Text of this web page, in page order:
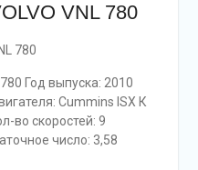
VNL 780
Год выпуска: 2010
Cummins ISX К
во скоростей: 9
число: 3,58